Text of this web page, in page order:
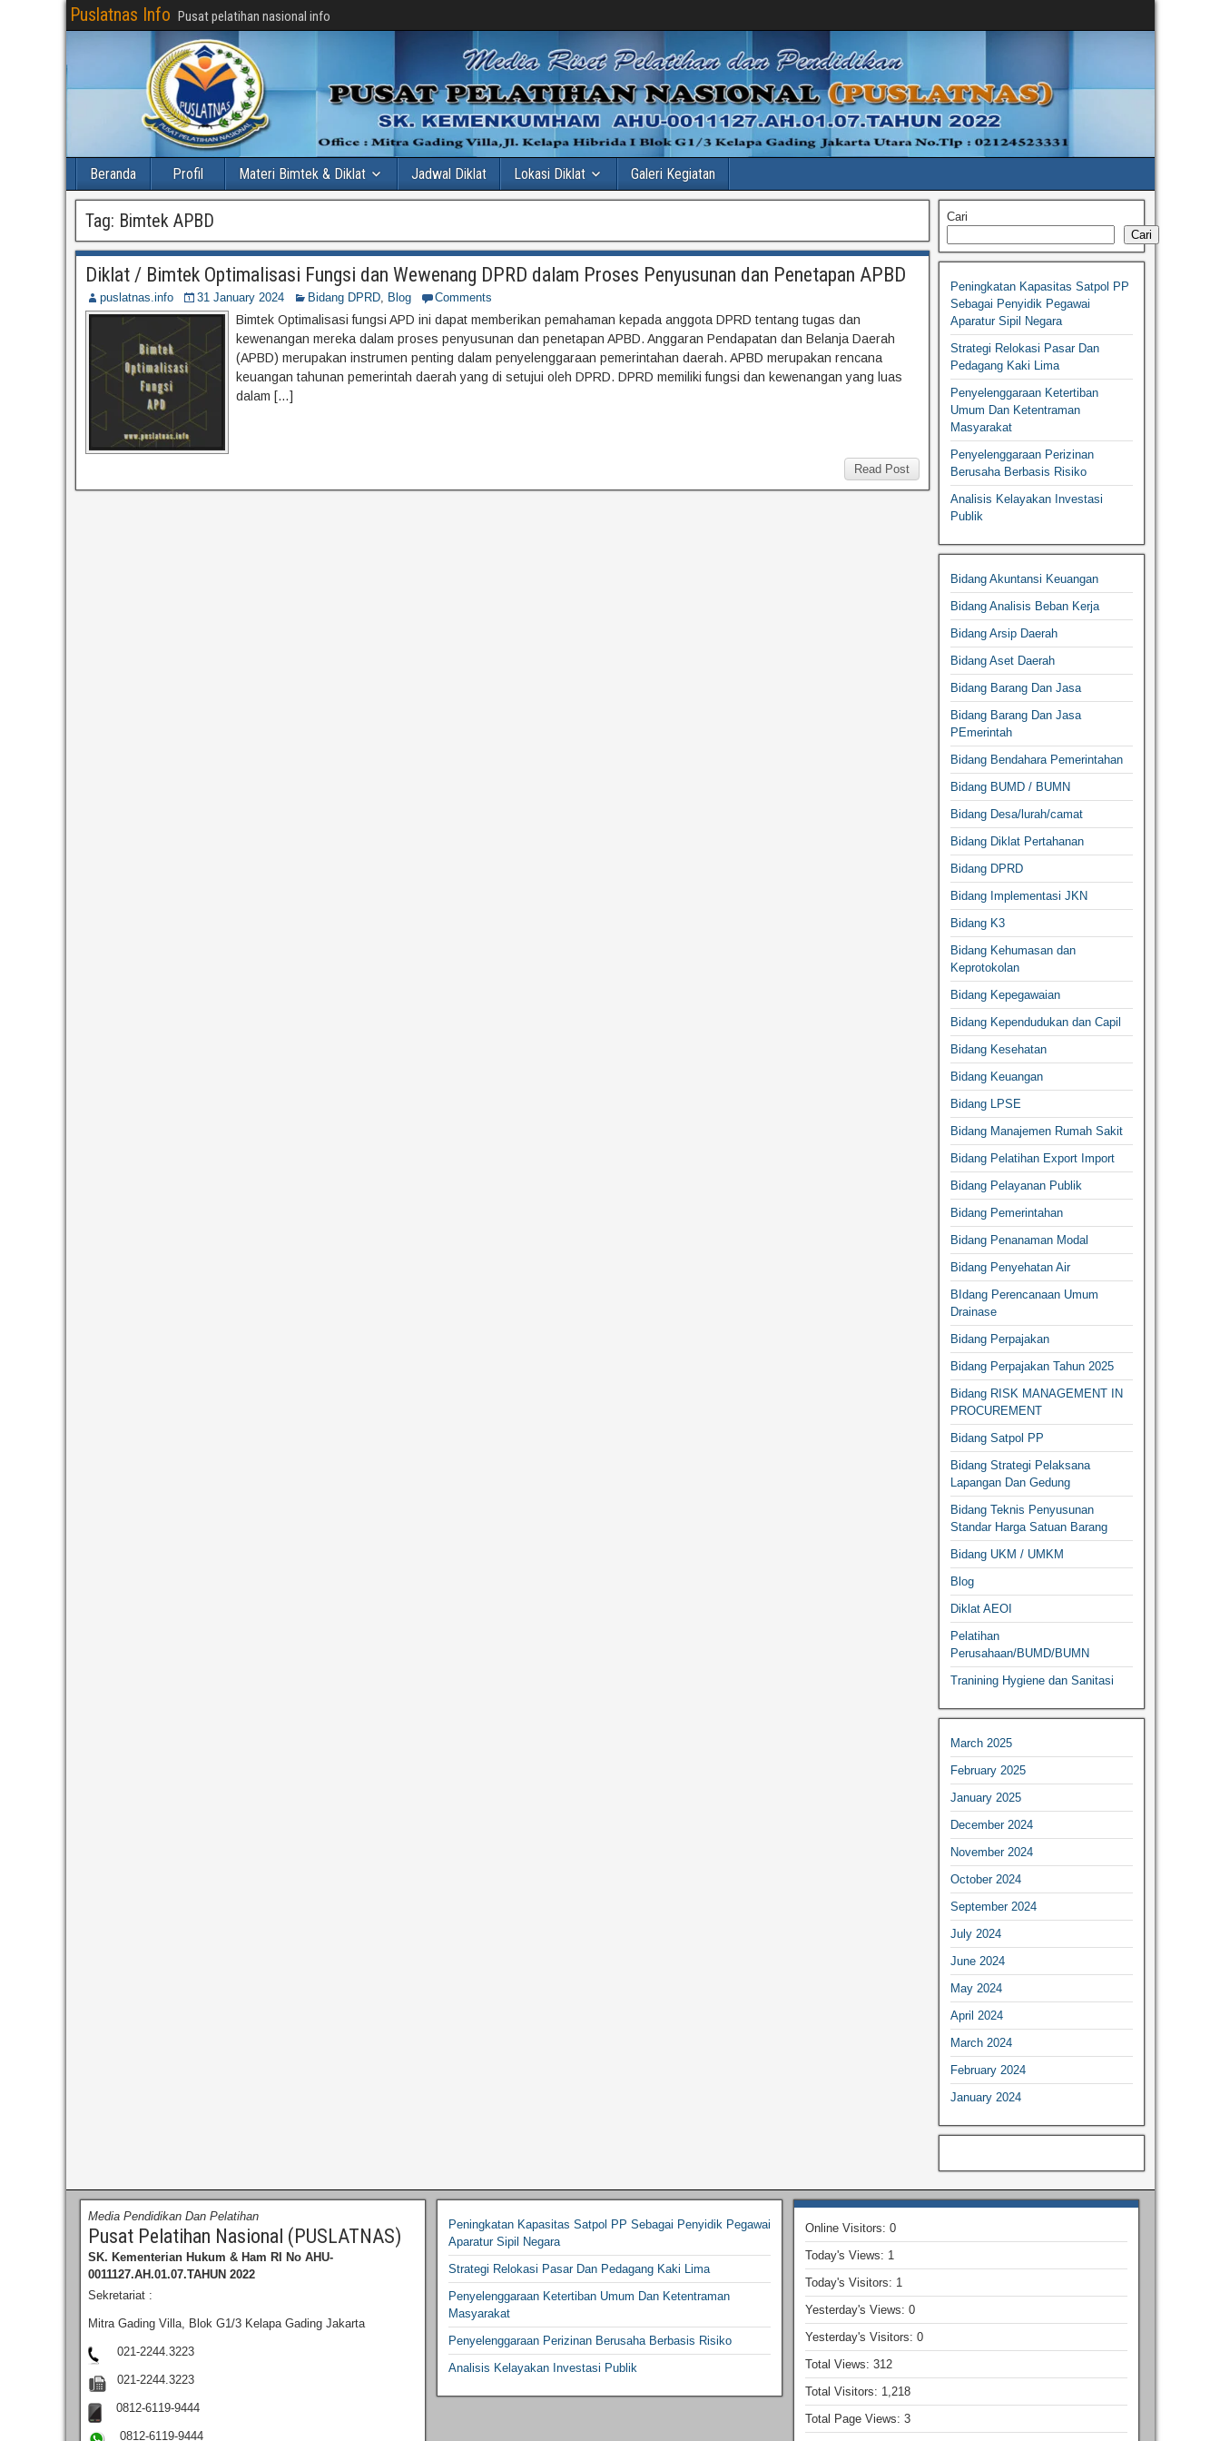
Puslatnas Info Pusat pelatihan nasional info
Beranda Profil Materi Bimtek & Diklat Jadwal Diklat Lokasi Diklat Galeri Kegiatan
Tag: Bimtek APBD
Diklat / Bimtek Optimalisasi Fungsi dan Wewenang DPRD dalam Proses Penyusunan dan Penetapan APBD
puslatnas.info 31 January 2024 Bidang DPRD, Blog Comments
Bimtek Optimalisasi fungsi APD ini dapat memberikan pemahaman kepada anggota DPRD tentang tugas dan
kewenangan mereka dalam proses penyusunan dan penetapan APBD. Anggaran Pendapatan dan Belanja Daerah
(APBD) merupakan instrumen penting dalam penyelenggaraan pemerintahan daerah. APBD merupakan rencana
keuangan tahunan pemerintah daerah yang di setujui oleh DPRD. DPRD memiliki fungsi dan kewenangan yang luas
dalam […]
Read Post
Cari
Cari
Peningkatan Kapasitas Satpol PP
Sebagai Penyidik Pegawai
Aparatur Sipil Negara
Strategi Relokasi Pasar Dan
Pedagang Kaki Lima
Penyelenggaraan Ketertiban
Umum Dan Ketentraman
Masyarakat
Penyelenggaraan Perizinan
Berusaha Berbasis Risiko
Analisis Kelayakan Investasi
Publik
Bidang Akuntansi Keuangan
Bidang Analisis Beban Kerja
Bidang Arsip Daerah
Bidang Aset Daerah
Bidang Barang Dan Jasa
Bidang Barang Dan Jasa
PEmerintah
Bidang Bendahara Pemerintahan
Bidang BUMD / BUMN
Bidang Desa/lurah/camat
Bidang Diklat Pertahanan
Bidang DPRD
Bidang Implementasi JKN
Bidang K3
Bidang Kehumasan dan
Keprotokolan
Bidang Kepegawaian
Bidang Kependudukan dan Capil
Bidang Kesehatan
Bidang Keuangan
Bidang LPSE
Bidang Manajemen Rumah Sakit
Bidang Pelatihan Export Import
Bidang Pelayanan Publik
Bidang Pemerintahan
Bidang Penanaman Modal
Bidang Penyehatan Air
BIdang Perencanaan Umum
Drainase
Bidang Perpajakan
Bidang Perpajakan Tahun 2025
Bidang RISK MANAGEMENT IN
PROCUREMENT
Bidang Satpol PP
Bidang Strategi Pelaksana
Lapangan Dan Gedung
Bidang Teknis Penyusunan
Standar Harga Satuan Barang
Bidang UKM / UMKM
Blog
Diklat AEOI
Pelatihan
Perusahaan/BUMD/BUMN
Tranining Hygiene dan Sanitasi
March 2025
February 2025
January 2025
December 2024
November 2024
October 2024
September 2024
July 2024
June 2024
May 2024
April 2024
March 2024
February 2024
January 2024
Media Pendidikan Dan Pelatihan
Pusat Pelatihan Nasional (PUSLATNAS)
SK. Kementerian Hukum & Ham RI
No AHU-
0011127.AH.01.07.TAHUN 2022
Sekretariat :
Mitra Gading Villa, Blok G1/3 Kelapa Gading Jakarta
021-2244.3223
021-2244.3223
0812-6119-9444
0812-6119-9444
Peningkatan Kapasitas Satpol PP Sebagai Penyidik Pegawai
Aparatur Sipil Negara
Strategi Relokasi Pasar Dan Pedagang Kaki Lima
Penyelenggaraan Ketertiban Umum Dan Ketentraman
Masyarakat
Penyelenggaraan Perizinan Berusaha Berbasis Risiko
Analisis Kelayakan Investasi Publik
Online Visitors:0
Today's Views: 1
Today's Visitors: 1
Yesterday's Views:0
Yesterday's Visitors:0
Total Views:312
Total Visitors: 1,218
Total Page Views:3